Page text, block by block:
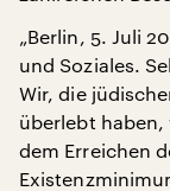
„Berlin, 5. Juli
und Soziales.
Wir, die
überlebt haben,
dem Erreichen